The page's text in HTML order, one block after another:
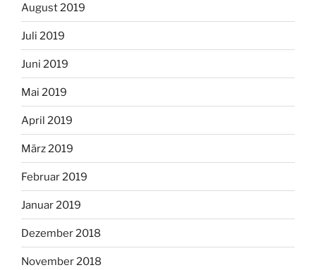
August 2019
Juli 2019
Juni 2019
Mai 2019
April 2019
März 2019
Februar 2019
Januar 2019
Dezember 2018
November 2018